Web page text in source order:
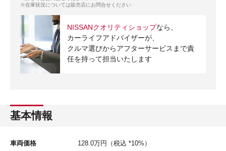
※在庫状況については販売店にお問合せください
NISSANクオリティショップなら、
カーライフアドバイザーが、
クルマ選びからアフターサービスまで責
任を持って担当いたします
基本情報
車両価格 128.0万円 （税込 *10%）